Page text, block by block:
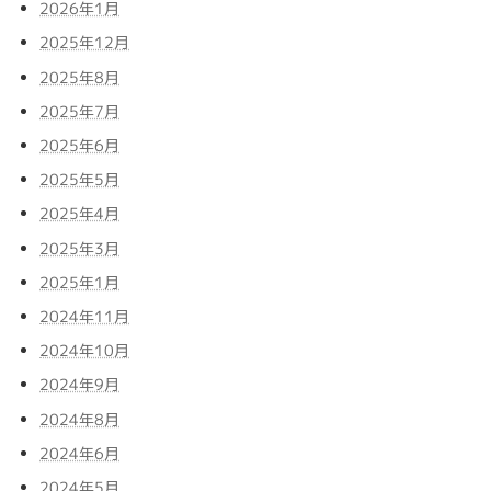
2026年1月
2025年12月
2025年8月
2025年7月
2025年6月
2025年5月
2025年4月
2025年3月
2025年1月
2024年11月
2024年10月
2024年9月
2024年8月
2024年6月